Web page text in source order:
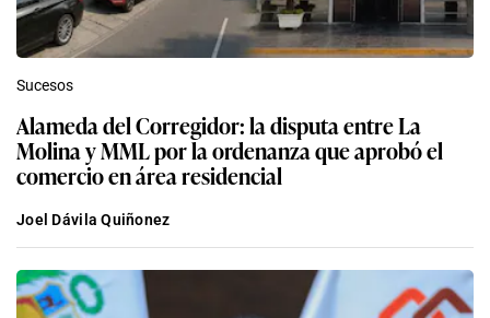
Sucesos
Alameda del Corregidor: la disputa entre La
Molina y MML por la ordenanza que aprobó el
comercio en área residencial
Joel Dávila Quiñonez